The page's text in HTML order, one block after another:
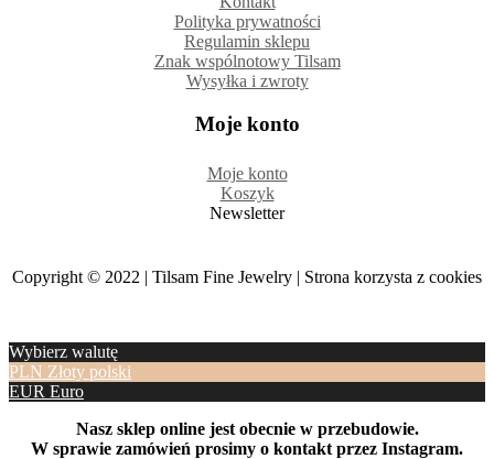
Polityka prywatności
Regulamin sklepu
Znak wspólnotowy Tilsam
Wysyłka i zwroty
Moje konto
Moje konto
Koszyk
Newsletter
Copyright © 2022 | Tilsam Fine Jewelry | Strona korzysta z cookies
Wybierz walutę
PLN Złoty polski
EUR Euro
Nasz sklep online jest obecnie w przebudowie.
W sprawie zamówień prosimy o kontakt przez Instagram.